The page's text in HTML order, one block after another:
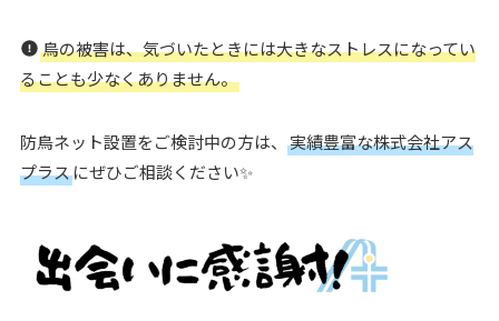
鳥の被害は、気づいたときには大きなストレスになってい
ることも少なくありません。
防鳥ネット設置をご検討中の方は、 実績豊富な株式会社アス
プラスにぜひご相談ください✨